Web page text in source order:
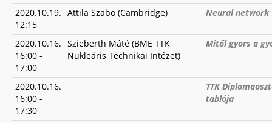
2020.10.19.
12:15
Attila Szabo (Cambridge) Neural network
2020.10.16.
16:00 -
17:00
Szieberth Máté (BME TTK
Nukleáris Technikai Intézet)
Mitől gyors a
2020.10.16.
16:00 -
17:30
TTK
tablója